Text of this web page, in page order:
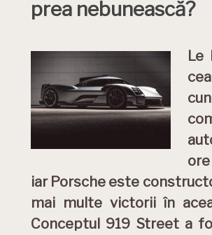
prea nebunească?
Le
iar Porsche este
mai multe victorii în
Conceptul 919 Street a